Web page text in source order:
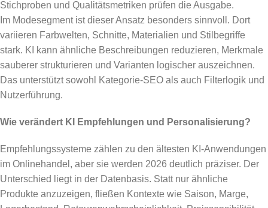
Stichproben und Qualitätsmetriken prüfen die Ausgabe.
Im Modesegment ist dieser Ansatz besonders sinnvoll. Dort
variieren Farbwelten, Schnitte, Materialien und Stilbegriffe
stark. KI kann ähnliche Beschreibungen reduzieren, Merkmale
sauberer strukturieren und Varianten logischer auszeichnen.
Das unterstützt sowohl Kategorie-SEO als auch Filterlogik und
Nutzerführung.
Wie verändert KI Empfehlungen und Personalisierung?
Empfehlungssysteme zählen zu den ältesten KI-Anwendungen
im Onlinehandel, aber sie werden 2026 deutlich präziser. Der
Unterschied liegt in der Datenbasis. Statt nur ähnliche
Produkte anzuzeigen, fließen Kontexte wie Saison, Marge,